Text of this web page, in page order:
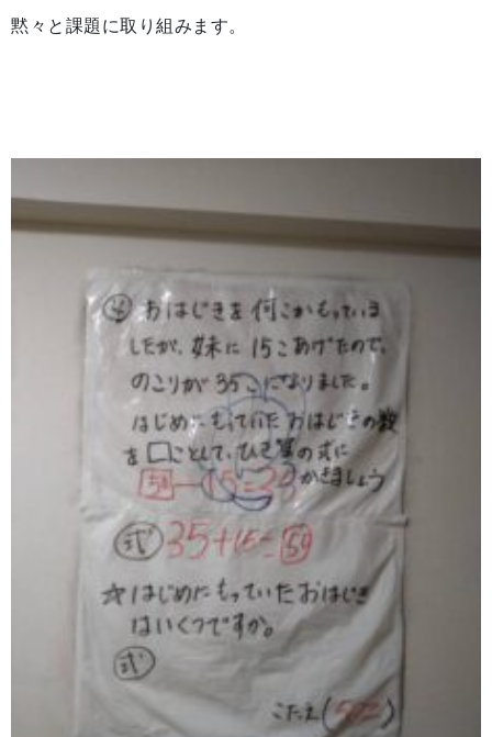
黙々と課題に取り組みます。